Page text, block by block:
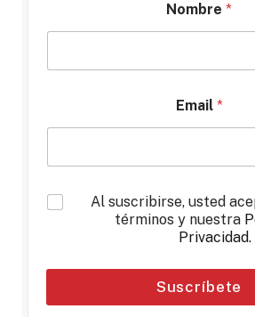
Nombre *
Email *
*
Al suscribirse, usted
términos y nuestra
Privacidad.
Suscríbete